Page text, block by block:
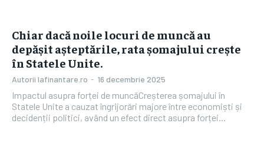
Chiar dacă noile locuri de muncă au
depășit așteptările, rata șomajului crește
în Statele Unite.
Autorii Iafinantare.ro - 16 decembrie 2025
Impactul asupra forței de muncăCreșterea șomajului în
Statele Unite a cauzat îngrijorări majore între economiști și
decidenții politici, având un efect direct asupra forței...